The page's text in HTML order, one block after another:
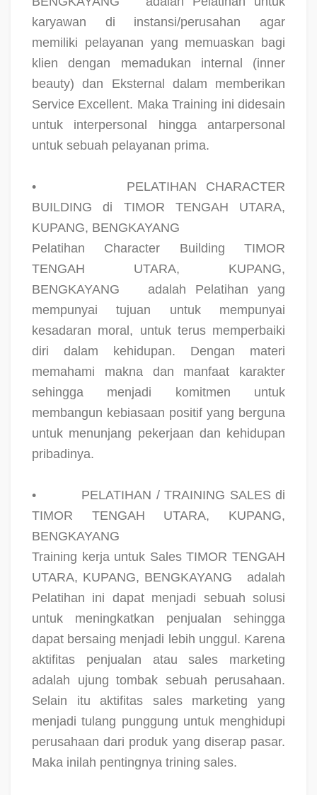
karyawan di instansi/perusahan agar
memiliki pelayanan yang memuaskan bagi
klien dengan memadukan internal (inner
beauty) dan Eksternal dalam memberikan
Service Excellent. Maka Training ini didesain
untuk interpersonal hingga antarpersonal
untuk sebuah pelayanan prima.
•
PELATIHAN CHARACTER
BUILDING di TIMOR TENGAH UTARA,
KUPANG, BENGKAYANG
Pelatihan Character Building TIMOR
TENGAH UTARA, KUPANG,
BENGKAYANG
adalah Pelatihan yang
mempunyai tujuan untuk mempunyai
kesadaran moral, untuk terus memperbaiki
diri dalam kehidupan. Dengan materi
memahami makna dan manfaat karakter
sehingga menjadi komitmen untuk
membangun kebiasaan positif yang berguna
untuk menunjang pekerjaan dan kehidupan
pribadinya.
•
PELATIHAN / TRAINING SALES di
TIMOR TENGAH UTARA, KUPANG,
BENGKAYANG
Training kerja untuk Sales TIMOR TENGAH
UTARA, KUPANG, BENGKAYANG
adalah
Pelatihan ini dapat menjadi sebuah solusi
untuk meningkatkan penjualan sehingga
dapat bersaing menjadi lebih unggul. Karena
aktifitas penjualan atau sales marketing
adalah ujung tombak sebuah perusahaan.
Selain itu aktifitas sales marketing yang
menjadi tulang punggung untuk menghidupi
perusahaan dari produk yang diserap pasar.
Maka inilah pentingnya trining sales.